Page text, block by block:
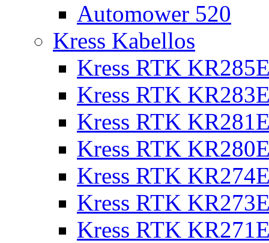
Automower 520
Kress Kabellos
Kress RTK
Kress RTK
Kress RTK
Kress RTK
Kress RTK
Kress RTK
Kress RTK